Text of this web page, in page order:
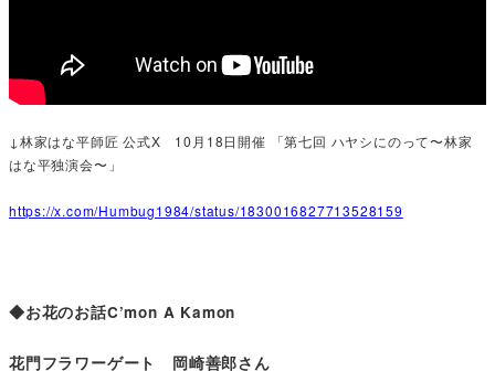
↓林家はな平師匠 公式X 10月18日開催 「第七回 ハヤシにのって〜林家
はな平独演会〜」
https://x.com/Humbug1984/status/1830016827713528159
◆お花のお話C’mon A Kamon
花門フラワーゲート 岡崎善郎さん